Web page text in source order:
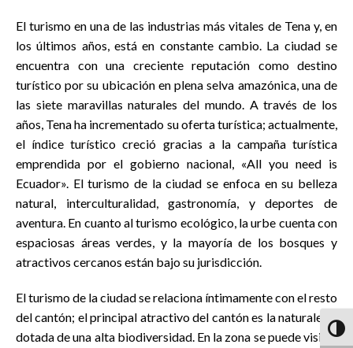
El turismo en una de las industrias más vitales de Tena y, en
los últimos años, está en constante cambio. La ciudad se
encuentra con una creciente reputación como destino
turístico por su ubicación en plena selva amazónica, una de
las siete maravillas naturales del mundo. A través de los
años, Tena ha incrementado su oferta turística; actualmente,
el índice turístico creció gracias a la campaña turística
emprendida por el gobierno nacional, «All you need is
Ecuador». El turismo de la ciudad se enfoca en su belleza
natural, interculturalidad, gastronomía, y deportes de
aventura. En cuanto al turismo ecológico, la urbe cuenta con
espaciosas áreas verdes, y la mayoría de los bosques y
atractivos cercanos están bajo su jurisdicción.
El turismo de la ciudad se relaciona íntimamente con el resto
del cantón; el principal atractivo del cantón es la naturaleza,
dotada de una alta biodiversidad. En la zona se puede visitar